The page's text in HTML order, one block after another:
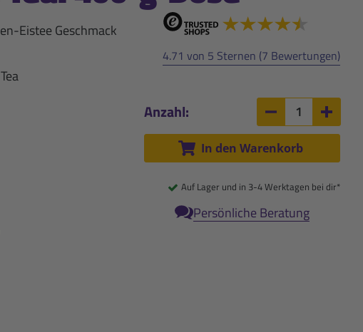
Eistee Geschmack
4.71 von 5 Sternen (7 Bewertungen)
Anzahl: Anzahl um 1
In den Warenkorb
Auf Lager und in 3-4 Werktagen bei dir*
Persönliche Beratung